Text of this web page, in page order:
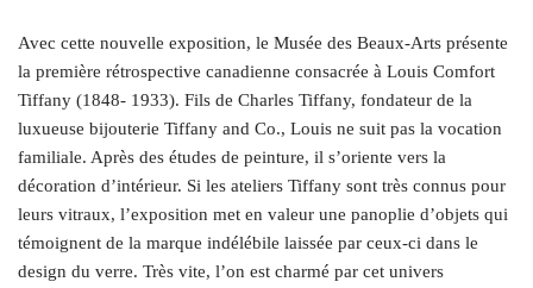
Avec cette nouvelle exposition, le Musée des Beaux-Arts présente
la première rétrospective canadienne consacrée à Louis Comfort
Tiffany (1848- 1933). Fils de Charles Tiffany, fondateur de la
luxueuse bijouterie Tiffany and Co., Louis ne suit pas la vocation
familiale. Après des études de peinture, il s’oriente vers la
décoration d’intérieur. Si les ateliers Tiffany sont très connus pour
leurs vitraux, l’exposition met en valeur une panoplie d’objets qui
témoignent de la marque indélébile laissée par ceux-ci dans le
design du verre. Très vite, l’on est charmé par cet univers